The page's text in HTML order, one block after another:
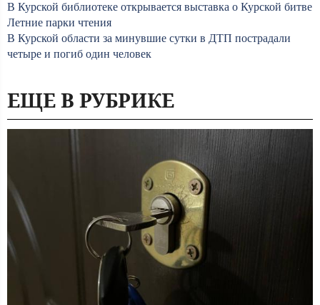
В Курской библиотеке открывается выставка о Курской битве
Летние парки чтения
В Курской области за минувшие сутки в ДТП пострадали
четыре и погиб один человек
ЕЩЕ В РУБРИКЕ